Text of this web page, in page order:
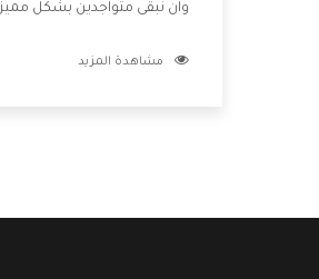
وان نبقى متواجدين بشكل
بالخدمات التى تنفرد الشركة
مشاهدة المزيد